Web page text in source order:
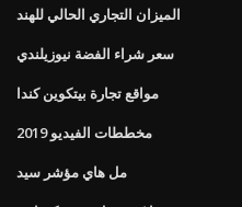
الميزان التجاري الحالي للهند
سعر شراء الفضة نيوزيلندي
مواقع تجارة بيتكوين كندا
مخططات الفيديو 2019
مل هاي مؤشر سيد